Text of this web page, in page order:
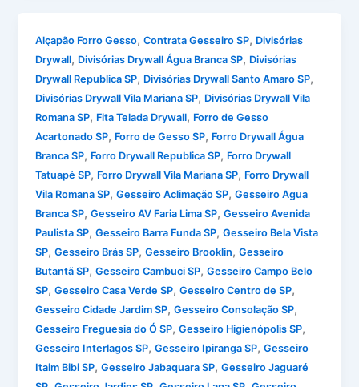
Alçapão Forro Gesso,Contrata Gesseiro SP, Divisórias
Drywall, Divisórias Drywall Água Branca SP, Divisórias
Drywall Republica SP, Divisórias Drywall Santo Amaro SP,
Divisórias Drywall Vila Mariana SP, Divisórias Drywall Vila
Romana SP, Fita Telada Drywall, Forro de Gesso
Acartonado SP, Forro de Gesso SP, Forro Drywall Água
Branca SP, Forro Drywall Republica SP, Forro Drywall
Tatuapé SP, Forro Drywall Vila Mariana SP, Forro Drywall
Vila Romana SP,Gesseiro Aclimação SP,Gesseiro Agua
Branca SP,Gesseiro AV Faria Lima SP,Gesseiro Avenida
Paulista SP,Gesseiro Barra Funda SP,Gesseiro Bela Vista
SP,Gesseiro Brás SP,Gesseiro Brooklin,Gesseiro
Butantã SP,Gesseiro Cambuci SP,Gesseiro Campo Belo
SP,Gesseiro Casa Verde SP,Gesseiro Centro de SP,
Gesseiro Cidade Jardim SP,Gesseiro Consolação SP,
Gesseiro Freguesia do Ó SP,Gesseiro Higienópolis SP,
Gesseiro Interlagos SP,Gesseiro Ipiranga SP,Gesseiro
Itaim Bibi SP,Gesseiro Jabaquara SP,Gesseiro Jaguaré